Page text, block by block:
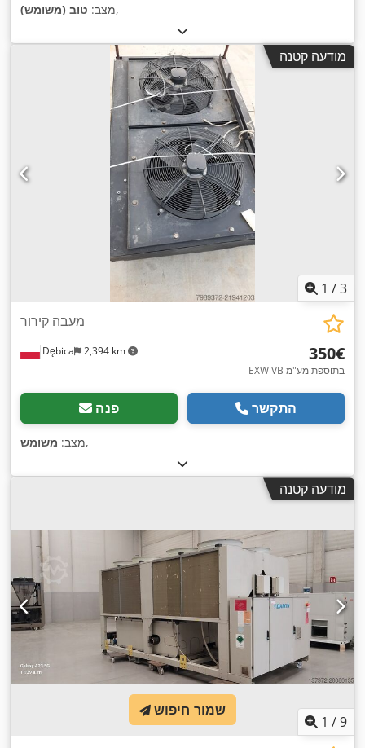
מצב: טוב (משומש) ,
מודעה קטנה
1 /3
Dębica 2,394 km
מעבה קירור
‏350 ‏€
EXW VB בתוספת מע"מ
פנה התקשר
מצב: משומש ,
מודעה קטנה
1 /9
שמור חיפוש